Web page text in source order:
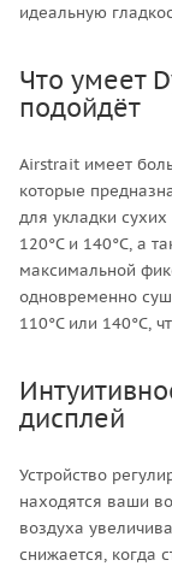
идеальную
Что умеет
подойдёт
Airstrait имеет
которые
для укладки
120°C и 140°C, а
максимальной
одновременно
110°C или 140°C,
дисплей
Устройство
находятся ваши
воздуха
снижается, когда